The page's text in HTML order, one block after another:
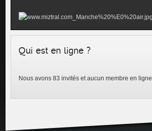
Qui est en ligne ?
Nous avons 83 invités et aucun membre en ligne